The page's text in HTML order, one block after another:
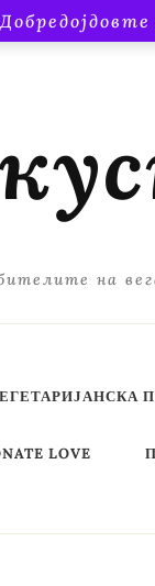
на
LOVE